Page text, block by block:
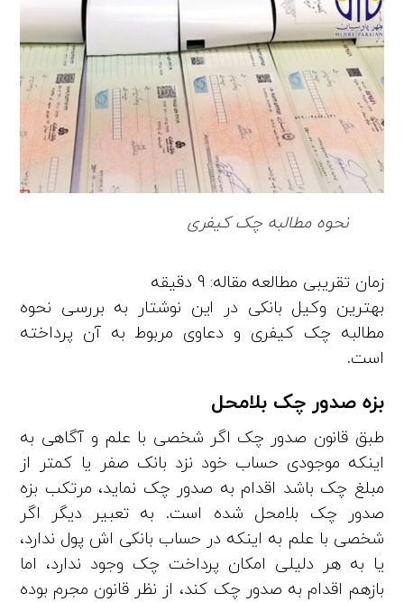
نحوه مطالبه چک کیفری
بهترین وکیل بانکی در این نوشتار به بررسی نحوه
مطالبه چک کیفری و دعاوی مربوط به آن پرداخته
است.
بزه صدور چک بلامحل
طبق قانون صدور چک اگر شخصی با علم و آگاهی به
اینکه موجودی حساب خود نزد بانک صفر یا کمتر از
مبلغ چک باشد اقدام به صدور چک نماید، مرتکب بزه
صدور چک بلامحل شده است. به­ تعبیر دیگر اگر
شخصی با علم به اینکه در حساب بانکی ‌اش پول ندارد،
یا به هر دلیلی امکان پرداخت چک وجود ندارد، اما
بازهم اقدام به صدور چک کند، از نظر قانون مجرم بوده